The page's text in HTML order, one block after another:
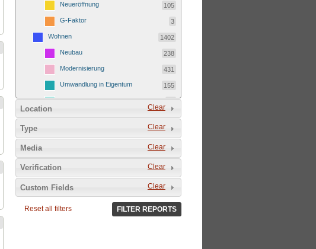
Neueröffnung 105
G-Faktor 3
Wohnen 1402
Neubau 238
Modernisierung 431
Umwandlung in Eigentum 155
Kostenmietverdrängung 23
Ferienwohnung 151
69
Clear
Location
Clear
Type
Clear
Media
Clear
Verification
Clear
Custom Fields
Reset all filters FILTER REPORTS